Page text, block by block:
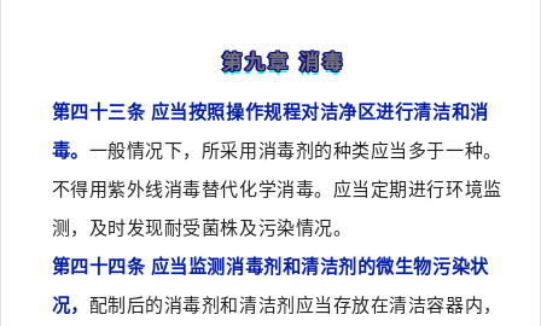
第九章 消毒
第四十三条 应当按照操作规程对洁净区进行清洁和消
毒。 一般情况下，所采用消毒剂的种类应当多于一种。
不得用紫外线消毒替代化学消毒。应当定期进行环境监
测，及时发现耐受菌株及污染情况。
第四十四条 应当监测消毒剂和清洁剂的微生物污染状
况， 配制后的消毒剂和清洁剂应当存放在清洁容器内，